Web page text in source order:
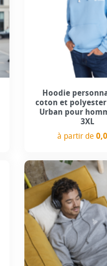
Hoodie
coton et polyester
Urban pour
3XL
à partir de